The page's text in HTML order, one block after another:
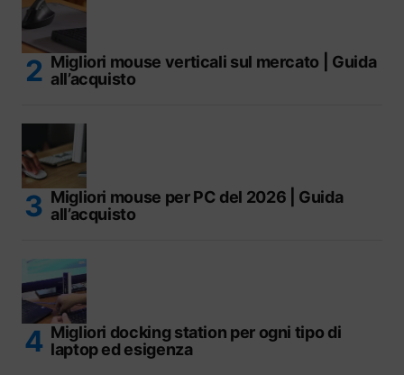
Migliori mouse verticali sul mercato | Guida
all’acquisto
Migliori mouse per PC del 2026 | Guida
all’acquisto
Migliori docking station per ogni tipo di
laptop ed esigenza